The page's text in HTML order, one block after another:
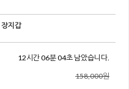
장지갑
12시간 06분 03초 남았습니다.
158,000원